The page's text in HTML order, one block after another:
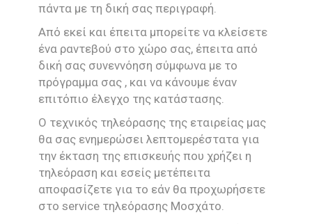
πάντα με τη δική σας περιγραφή.
Από εκεί και έπειτα μπορείτε να κλείσετε
ένα ραντεβού στο χώρο σας, έπειτα από
δική σας συνεννόηση σύμφωνα με το
πρόγραμμα σας , και να κάνουμε έναν
επιτόπιο έλεγχο της κατάστασης.
Ο τεχνικός τηλεόρασης της εταιρείας μας
θα σας ενημερώσει λεπτομερέστατα για
την έκταση της επισκευής που χρήζει η
τηλεόραση και εσείς μετέπειτα
αποφασίζετε για το εάν θα προχωρήσετε
στο service τηλεόρασης Μοσχάτο.